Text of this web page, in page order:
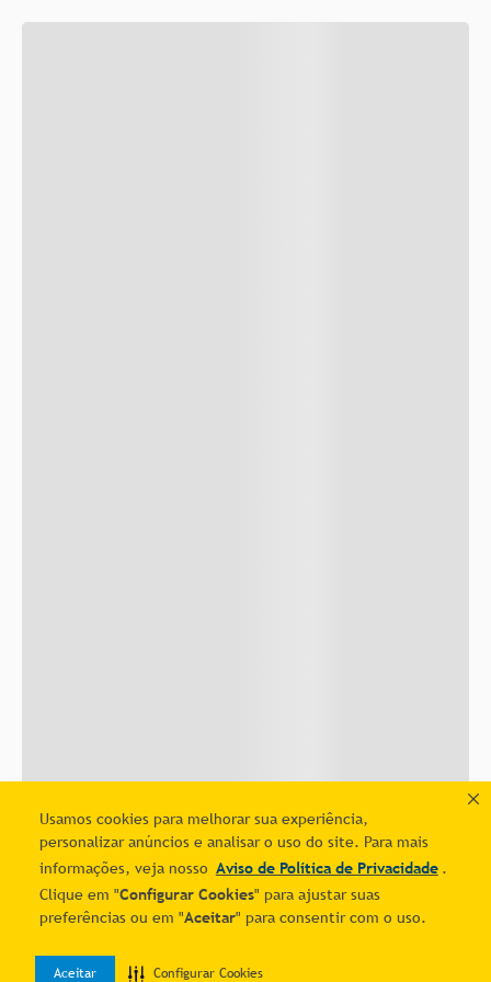
Usamos cookies para melhorar sua experiência,
personalizar anúncios e analisar o uso do site. Para mais
informações, veja nosso Aviso de Política de Privacidade .
Clique em "Configurar Cookies" para ajustar suas
preferências ou em "Aceitar" para consentir com o uso.
Aceitar Configurar Cookies